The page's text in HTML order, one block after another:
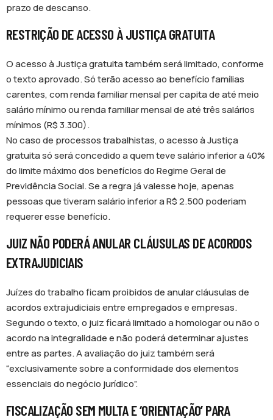
prazo de descanso.
RESTRIÇÃO DE ACESSO À JUSTIÇA GRATUITA
O acesso à Justiça gratuita também será limitado, conforme
o texto aprovado. Só terão acesso ao benefício famílias
carentes, com renda familiar mensal per capita de até meio
salário mínimo ou renda familiar mensal de até três salários
mínimos (R$ 3.300).
No caso de processos trabalhistas, o acesso à Justiça
gratuita só será concedido a quem teve salário inferior a 40%
do limite máximo dos benefícios do Regime Geral de
Previdência Social. Se a regra já valesse hoje, apenas
pessoas que tiveram salário inferior a R$ 2.500 poderiam
requerer esse benefício.
JUIZ NÃO PODERÁ ANULAR CLÁUSULAS DE ACORDOS
EXTRAJUDICIAIS
Juízes do trabalho ficam proibidos de anular cláusulas de
acordos extrajudiciais entre empregados e empresas.
Segundo o texto, o juiz ficará limitado a homologar ou não o
acordo na integralidade e não poderá determinar ajustes
entre as partes. A avaliação do juiz também será
“exclusivamente sobre a conformidade dos elementos
essenciais do negócio jurídico”.
FISCALIZAÇÃO SEM MULTA E ‘ORIENTAÇÃO’ PARA